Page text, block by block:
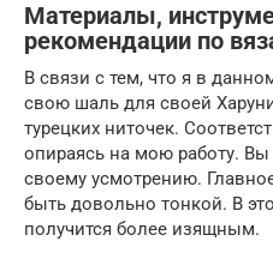
Материалы,
рекомендации по
В связи с тем, что я в
свою шаль для своей
турецких ниточек.
опираясь на мою работу.
своему усмотрению.
быть довольно тонкой. В
получится более изящным.